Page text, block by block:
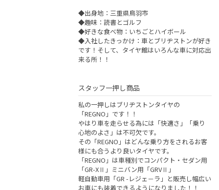
◆出身地：三重県鳥羽市
◆趣味：読書とゴルフ
◆好きな食べ物：いちごとハイボール
◆入社したきっかけ：車とブリヂストンが好き
です！そして、タイヤ館はいろんな車に対応出
来る所！！
スタッフ一押し商品
私の一押しはブリヂストンタイヤの
「REGNO」です！！
やはり車を走らせる為には「快適さ」「乗り
心地のよさ」は不可欠です。
その「REGNO」はどんな乗り方をされるお客
様にも合うより良いタイヤです。
「REGNO」は車種別でコンパクト・セダン用
「GR-XⅡ」ミニバン用「GRVⅡ」
軽自動車用「GR -レジェ－ラ」と販売し幅広い
お車にも装着できるようになりました！！